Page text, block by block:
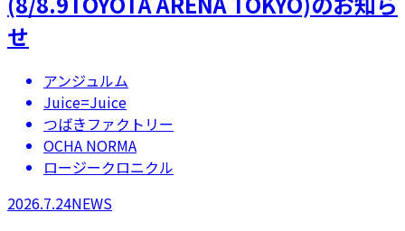
せ
アンジュルム
Juice=Juice
つばきファクトリー
OCHA NORMA
ロージークロニクル
2026.7.24NEWS